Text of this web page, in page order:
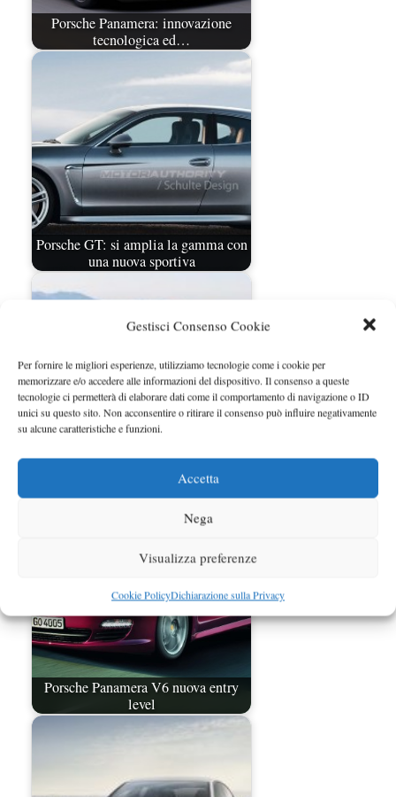
Gestisci Consenso Cookie
Per fornire le migliori esperienze, utilizziamo tecnologie come i cookie per
memorizzare e/o accedere alle informazioni del dispositivo. Il consenso a queste
tecnologie ci permetterà di elaborare dati come il comportamento di navigazione o ID
unici su questo sito. Non acconsentire o ritirare il consenso può influire negativamente
su alcune caratteristiche e funzioni.
Accetta
Nega
Visualizza preferenze
Cookie PolicyDichiarazione sulla Privacy
Porsche Panamera: innovazione
tecnologica ed…
Porsche GT: si amplia la gamma con
una nuova sportiva
debutto il V6 da 300 CV
Porsche Panamera V6 nuova entry
level